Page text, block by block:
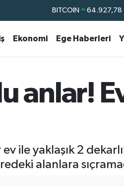
BITCOIN 64.927,78
GRAM ALTIN 6508.83
BİST100
Ekonomi Ege Haberleri
anlar!
ile yaklaşık 2
alanlara